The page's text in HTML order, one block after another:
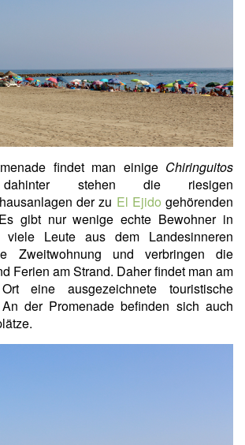
findet man einige Chiringuitos
dahinter stehen die riesigen
der zu El Ejido gehörenden
gibt nur wenige echte Bewohner in
viele Leute aus dem Landesinneren
Zweitwohnung und verbringen die
Ferien am Strand. Daher findet man am
eine ausgezeichnete touristische
An der Promenade befinden sich auch